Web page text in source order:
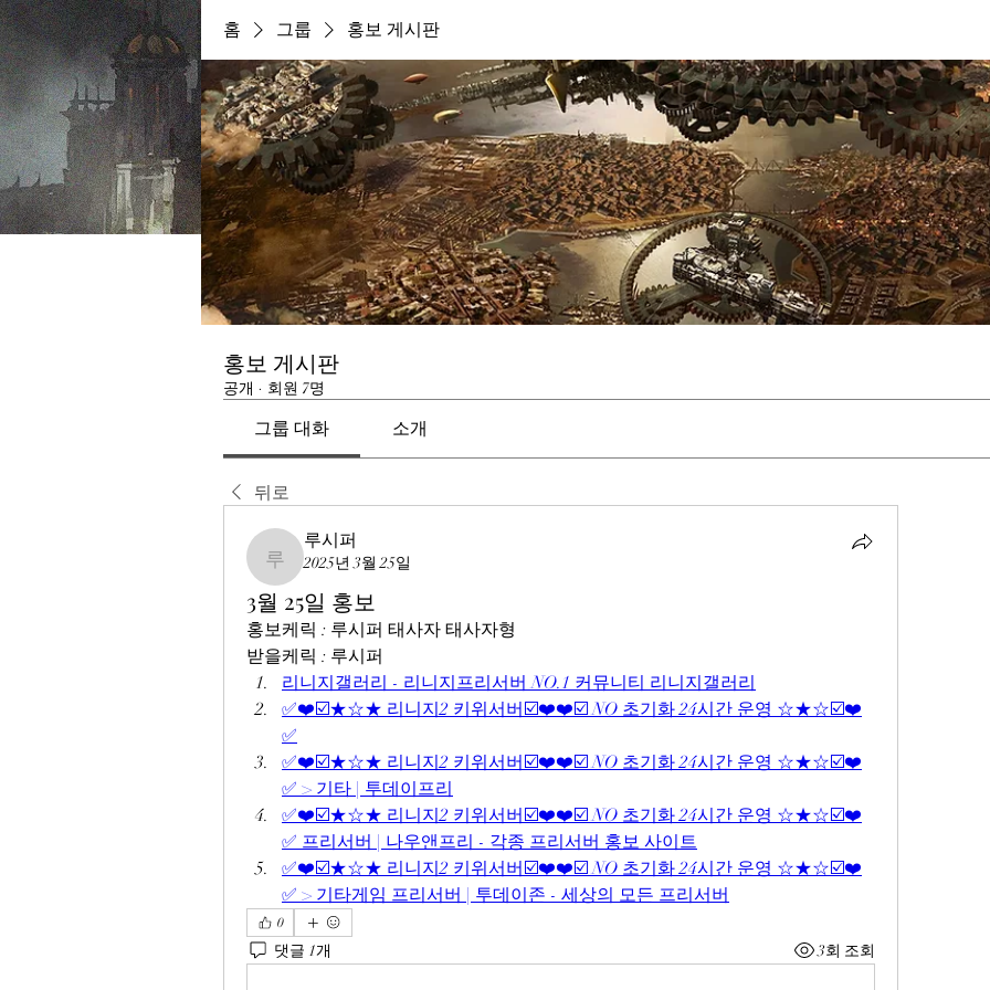
홈 그룹 홍보 게시판
홍보 게시판
공개 · 회원 7명
그룹 대화 소개
뒤로
루시퍼
루시퍼
2025년 3월 25일
3월 25일 홍보
홍보케릭 : 루시퍼 태사자 태사자형
받을케릭 : 루시퍼
리니지갤러리 - 리니지프리서버 NO.1 커뮤니티 리니지갤러리
✅❤️☑️★☆★ 리니지2 키위서버☑️❤️❤️☑️ NO 초기화 24시간 운영 ☆★☆☑️❤️
✅
✅❤️☑️★☆★ 리니지2 키위서버☑️❤️❤️☑️ NO 초기화 24시간 운영 ☆★☆☑️❤️
✅ > 기타 | 투데이프리
✅❤️☑️★☆★ 리니지2 키위서버☑️❤️❤️☑️ NO 초기화 24시간 운영 ☆★☆☑️❤️
✅ 프리서버 | 나우앤프리 - 각종 프리서버 홍보 사이트
✅❤️☑️★☆★ 리니지2 키위서버☑️❤️❤️☑️ NO 초기화 24시간 운영 ☆★☆☑️❤️
✅ > 기타게임 프리서버 | 투데이존 - 세상의 모든 프리서버
0
댓글 1개 3회 조회